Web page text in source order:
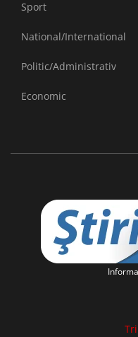
Sport
National/International
Politic/Administrativ
Economic